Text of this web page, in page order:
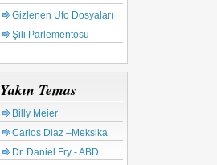
Gizlenen Ufo Dosyaları
Şili Parlementosu
Yakın Temas
Billy Meier
Carlos Diaz –Meksika
Dr. Daniel Fry - ABD